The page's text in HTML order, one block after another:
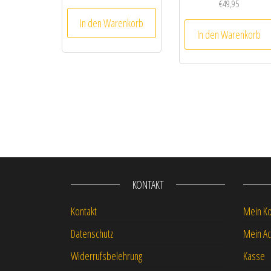
In den Warenkorb
€49,95
In den Warenkorb
KONTAKT
Kontakt
Datenschutz
Widerrufsbelehrung
Mein
Mein
Kasse